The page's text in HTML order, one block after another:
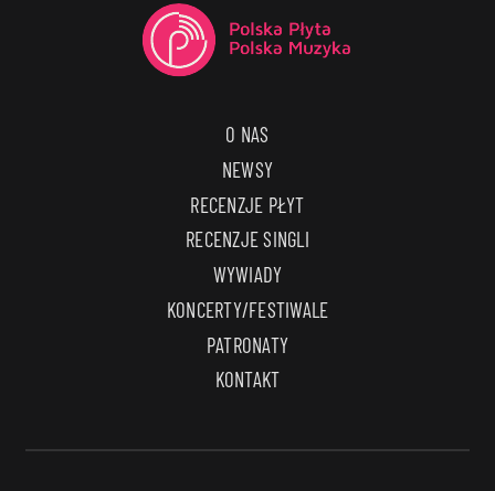
O NAS
NEWSY
RECENZJE PŁYT
RECENZJE SINGLI
WYWIADY
KONCERTY/FESTIWALE
PATRONATY
KONTAKT